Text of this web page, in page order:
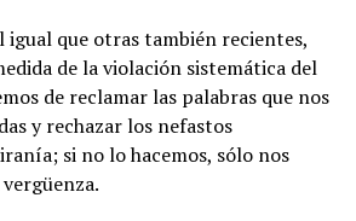
igual que otras también recientes,
de la violación sistemática del
de reclamar las palabras que nos
y rechazar los nefastos
si no lo hacemos, sólo nos